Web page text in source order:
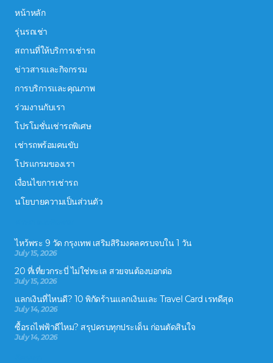
หน้าหลัก
รุ่นรถเช่า
สถานที่ให้บริการเช่ารถ
ข่าวสารและกิจกรรม
การบริการและคุณภาพ
ร่วมงานกับเรา
โปรโมชั่นเช่ารถพิเศษ
เช่ารถพร้อมคนขับ
โปรแกรมของเรา
เงื่อนไขการเช่ารถ
นโยบายความเป็นส่วนตัว
ไหว้พระ 9 วัด กรุงเทพ เสริมสิริมงคลครบจบใน 1 วัน
July 15, 2026
20 ที่เที่ยวกระบี่ ไม่ใช่ทะเล สวยจนต้องบอกต่อ
July 15, 2026
แลกเงินที่ไหนดี? 10 พิกัดร้านแลกเงินและ Travel Card เรทดีสุด
July 14, 2026
ซื้อรถไฟฟ้าดีไหม? สรุปครบทุกประเด็น ก่อนตัดสินใจ
July 14, 2026